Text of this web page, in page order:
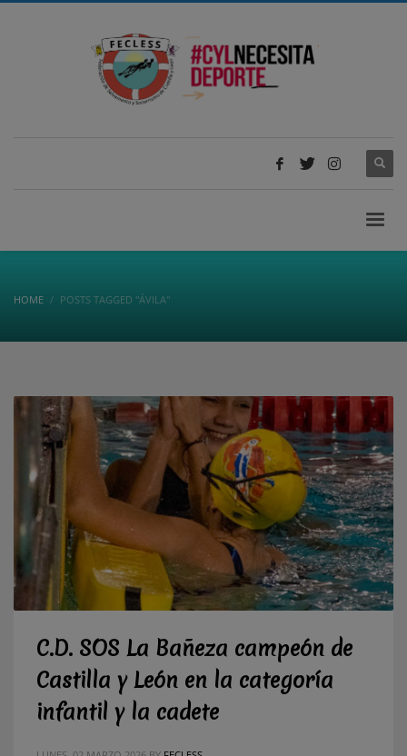
HOME POSTS TAGGED "ÁVILA"
C.D. SOS La Bañeza campeón de
Castilla y León en la categoría
infantil y la cadete